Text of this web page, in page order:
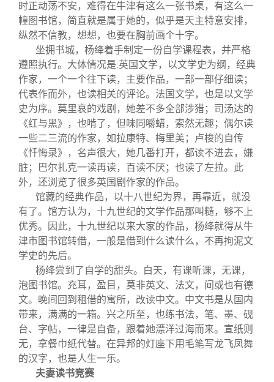
时正动荡不安，难得在牛津有这么一张书桌，有这么一
幢图书馆，简直就是属于她的，似乎是天主特意安排，
纵然不信教，想想，也要在胸前画个十字。
坐拥书城，杨绛着手制定一份自学课程表，并严格
遵照执行。大体情况是:英国文学，以文学史为纲，经典
作家，一个一个往下读，主要作品，一部一部仔细读；
代表作而外，也读相关的评论。法国文学，也是以文学
史为序。莫里哀的戏剧，她差不多全部涉猎；司汤达的
《红与黑》，也啃了，但味同嚼蜡，索然无趣；偶尔读
一些二三流的作家，如拉康特、梅里美；卢梭的自传
《忏悔录》，名声很大，她几番打开，都读不进去，嫌
脏；巴尔扎克一读再读，百读不厌；也读了左拉。此
外，还浏览了很多英国剧作家的作品。
馆藏的经典作品，以十八世纪为界，再靠近，就没
有了。馆方认为，十九世纪的文学作品那叫糙，够不上
优秀。因此，十九世纪以来大家的作品，杨绛就得从牛
津市图书馆转借，一般是借到什么读什么，不再拘泥文
学史的先后。
杨绛尝到了自学的甜头。白天，有课听课，无课，
泡图书馆。充耳，盈目，莫非英文、法文，间或也有德
文。晚间回到租借的寓所，改读中文。中文书是从国内
带来，满满的一箱。兴之所至，也练书法，笔、墨、砚
台、字帖，一律是自备，跟着她漂洋过海而来。宣纸则
无，拿餐巾纸代替。在异邦的灯座下用毛笔写龙飞凤舞
的汉字，也是人生一乐。
夫妻读书竞赛